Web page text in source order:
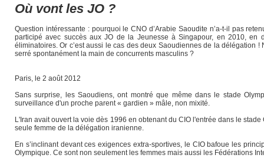
Où vont les JO ?
Question intéressante : pourquoi le CNO d’Arabie Saoudite n’a-t-il pas
participé avec succès aux JO de la Jeunesse à Singapour, en 2010, en
éliminatoires. Or c’est aussi le cas des deux Saoudiennes de la délégation
serré spontanément la main de concurrents masculins ?
Paris, le 2 août 2012
Sans surprise, les Saoudiens, ont montré que même dans le stade
surveillance d'un proche parent « gardien » mâle, non mixité.
L'Iran avait ouvert la voie dès 1996 en obtenant du CIO l'entrée dans le
seule femme de la délégation iranienne.
En s’inclinant devant ces exigences extra-sportives, le CIO bafoue les
Olympique. Ce sont non seulement les femmes mais aussi les Fédérations